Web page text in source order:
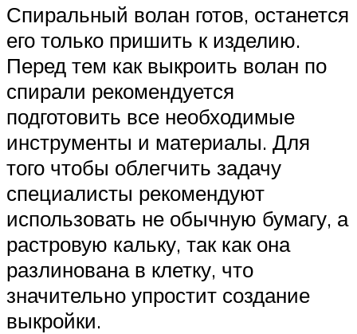
Спиральный волан готов, останется
его только пришить к изделию.
Перед тем как выкроить волан по
спирали рекомендуется
подготовить все необходимые
инструменты и материалы. Для
того чтобы облегчить задачу
специалисты рекомендуют
использовать не обычную бумагу, а
растровую кальку, так как она
разлинована в клетку, что
значительно упростит создание
выкройки.